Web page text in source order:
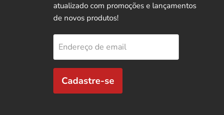
atualizado com promoções e lançamentos
de novos produtos!
Endereço de email
Cadastre-se